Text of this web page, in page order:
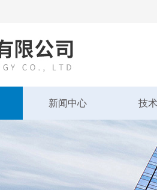
新闻中心 技